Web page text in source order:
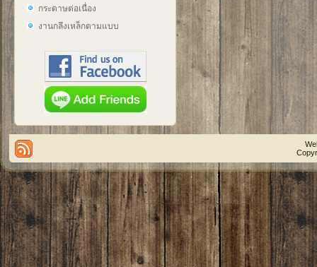
กระดาษต่อเนื่อง
งานกลึงเหล็กตามแบบ